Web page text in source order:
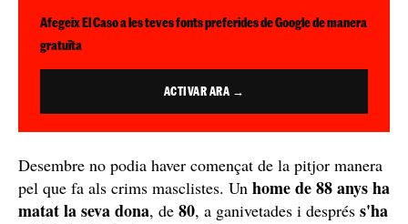
Afegeix El Caso a les teves fonts preferides de Google de manera
gratuïta
ACTIVAR ARA →
Desembre no podia haver començat de la pitjor manera
pel que fa als crims masclistes. Un home de 88 anys ha
matat la seva dona, de 80, a ganivetades i després s'ha